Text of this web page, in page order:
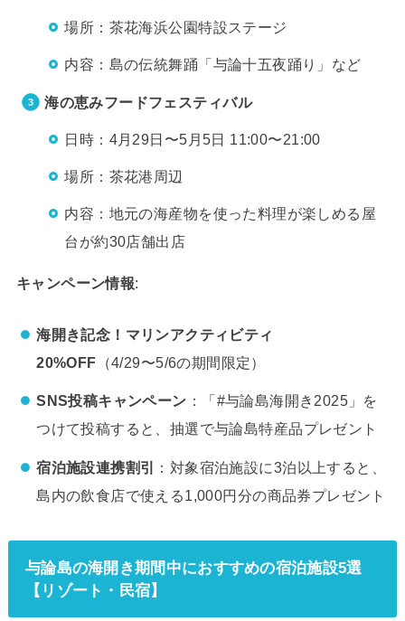
場所：茶花海浜公園特設ステージ
内容：島の伝統舞踊「与論十五夜踊り」など
海の恵みフードフェスティバル
日時：4月29日〜5月5日 11:00〜21:00
場所：茶花港周辺
内容：地元の海産物を使った料理が楽しめる屋
台が約30店舗出店
キャンペーン情報:
海開き記念！マリンアクティビティ
20%OFF （4/29〜5/6の期間限定）
SNS投稿キャンペーン ：「#与論島海開き2025」を
つけて投稿すると、抽選で与論島特産品プレゼント
宿泊施設連携割引
：対象宿泊施設に3泊以上すると、
島内の飲食店で使える1,000円分の商品券プレゼント
与論島の海開き期間中におすすめの宿泊施設5選
【リゾート・民宿】